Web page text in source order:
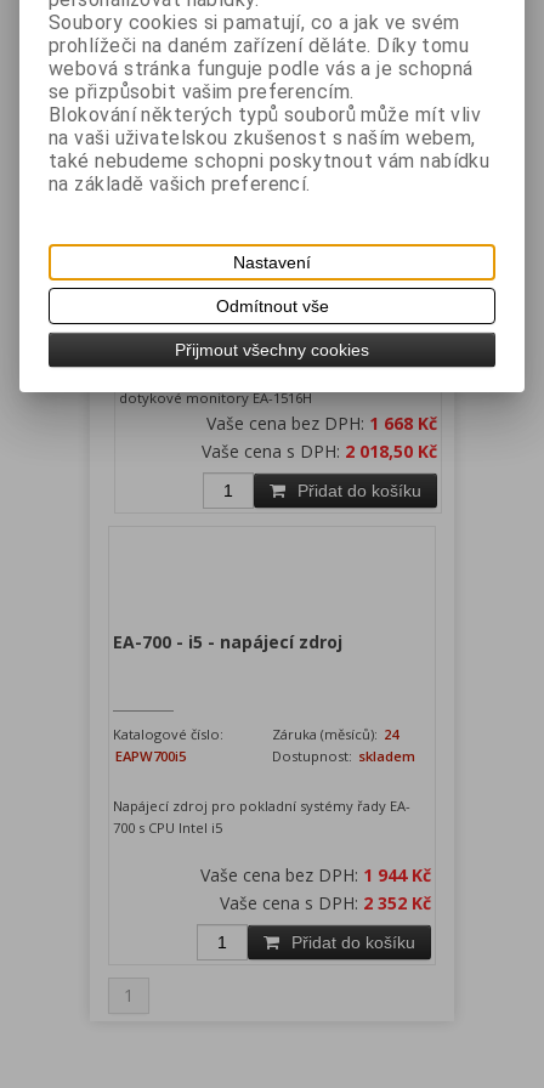
Přidat do košíku
ET-700 - napájecí zdroj pro ET-715,
ET-756, EA-1516H
Výrobce:EUROTOUCH Katalogové číslo:
ET7PW60W
Záruka (měsíců):24 Dostupnost:skladem
Napájecí zdroj dotykové systémy ET-715, ET-
dotykové monitory EA-1516H
Vaše cena bez DPH: 1 668 Kč
Vaše cena s DPH: 2 018,50 Kč
Přidat do košíku
EA-700 - i5 - napájecí zdroj
Katalogové číslo:
EAPW700i5
Záruka (měsíců): 24
Dostupnost: skladem
Napájecí zdroj pro pokladní systémy řady EA-
700 s CPU Intel i5
Vaše cena bez DPH: 1 944 Kč
Vaše cena s DPH: 2 352 Kč
Přidat do košíku
1
Soubory cookies si pamatují, co a jak ve svém
prohlížeči na daném zařízení děláte. Díky tomu
webová stránka funguje podle vás a je schopná
se přizpůsobit vašim preferencím.
Blokování některých typů souborů může mít vliv
na vaši uživatelskou zkušenost s naším webem,
také nebudeme schopni poskytnout vám nabídku
na základě vašich preferencí.
Nastavení
Odmítnout vše
Přijmout všechny cookies